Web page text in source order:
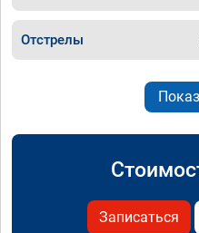
Отстрелы
Записаться